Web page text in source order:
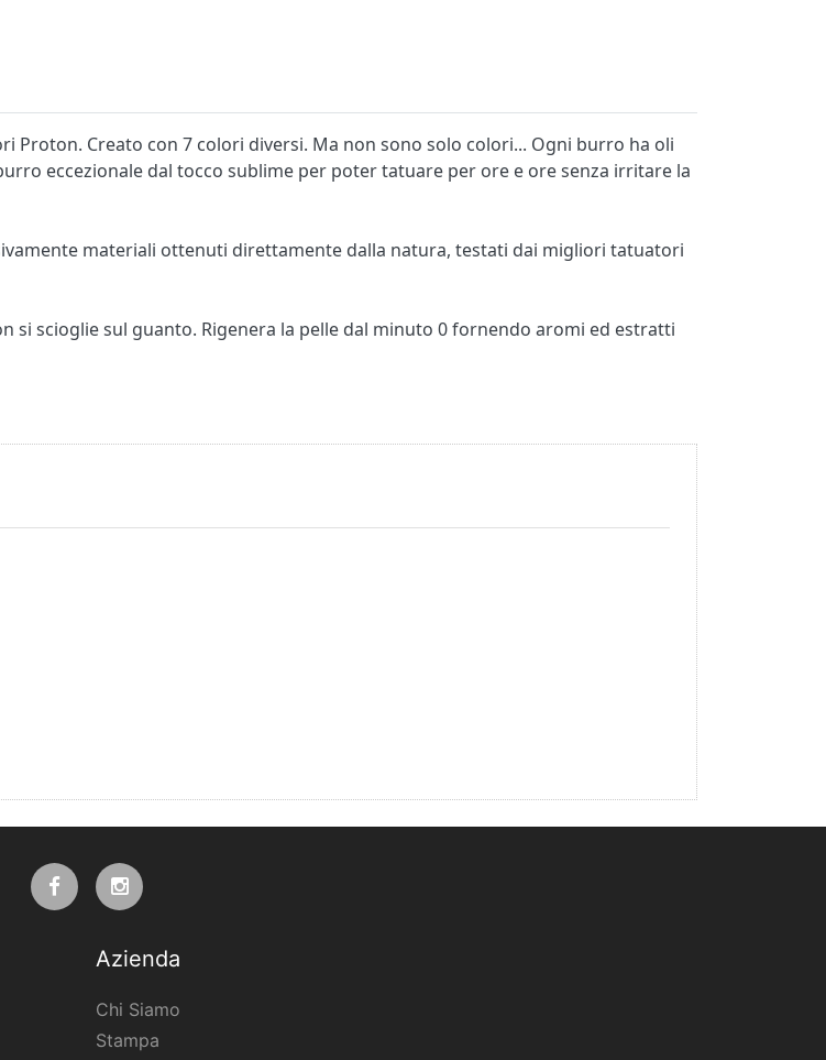
Creato con 7 colori diversi. Ma non sono solo colori... Ogni burro ha oli
eccezionale dal tocco sublime per poter tatuare per ore e ore senza irritare la
materiali ottenuti direttamente dalla natura, testati dai migliori tatuatori
si scioglie sul guanto. Rigenera la pelle dal minuto 0 fornendo aromi ed estratti
Azienda
Chi Siamo
Stampa